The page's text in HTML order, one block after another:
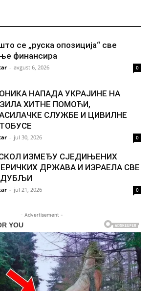
се „руска опозиција“ све
финансира
- avgust 6, 2026 0
НАПАДА УКРАЈИНЕ НА
ХИТНЕ ПОМОЋИ,
СЛУЖБЕ И ЦИВИЛНЕ
- jul 30, 2026 0
ИЗМЕЂУ СЈЕДИЊЕНИХ
ДРЖАВА И ИЗРАЕЛА СВЕ
ДУБЉИ
- jul 21, 2026 0
- Advertisement -